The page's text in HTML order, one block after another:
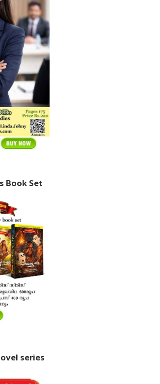
Book Set
series